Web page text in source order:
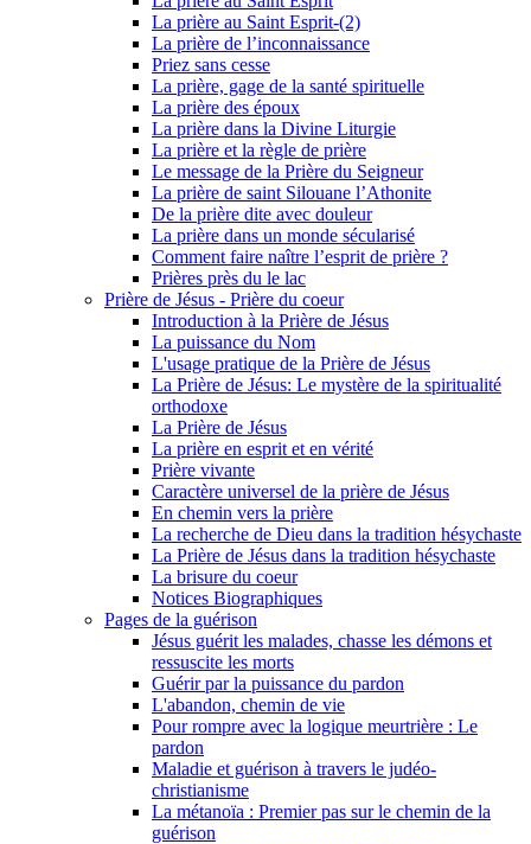
La prière au Saint Esprit-(2)
La prière de l’inconnaissance
Priez sans cesse
La prière, gage de la santé spirituelle
La prière des époux
La prière dans la Divine Liturgie
La prière et la règle de prière
Le message de la Prière du Seigneur
La prière de saint Silouane l’Athonite
De la prière dite avec douleur
La prière dans un monde sécularisé
Comment faire naître l’esprit de prière ?
Prières près du le lac
Prière de Jésus - Prière du coeur
Introduction à la Prière de Jésus
La puissance du Nom
L'usage pratique de la Prière de Jésus
La Prière de Jésus: Le mystère de la spiritualité
orthodoxe
La Prière de Jésus
La prière en esprit et en vérité
Prière vivante
Caractère universel de la prière de Jésus
En chemin vers la prière
La recherche de Dieu dans la tradition hésychaste
La Prière de Jésus dans la tradition hésychaste
La brisure du coeur
Notices Biographiques
Pages de la guérison
Jésus guérit les malades, chasse les démons et
ressuscite les morts
Guérir par la puissance du pardon
L'abandon, chemin de vie
Pour rompre avec la logique meurtrière : Le
pardon
Maladie et guérison à travers le judéo-
christianisme
La métanoïa : Premier pas sur le chemin de la
guérison